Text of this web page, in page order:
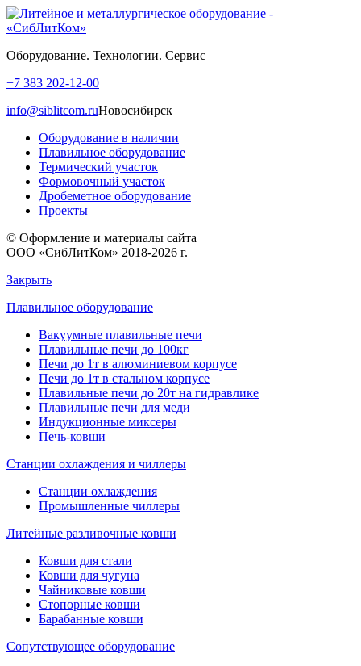
Оборудование. Технологии. Сервис
+7 383 202-12-00
info@siblitcom.ruНовосибирск
Оборудование в наличии
Плавильное оборудование
Термический участок
Формовочный участок
Дробеметное оборудование
Проекты
© Оформление и материалы сайта
ООО «СибЛитКом» 2018-2026 г.
Закрыть
Плавильное оборудование
Вакуумные плавильные печи
Плавильные печи до 100кг
Печи до 1т в алюминиевом корпусе
Печи до 1т в стальном корпусе
Плавильные печи до 20т на гидравлике
Плавильные печи для меди
Индукционные миксеры
Печь-ковши
Станции охлаждения и чиллеры
Станции охлаждения
Промышленные чиллеры
Литейные разливочные ковши
Ковши для стали
Ковши для чугуна
Чайниковые ковши
Стопорные ковши
Барабанные ковши
Сопутствующее оборудование